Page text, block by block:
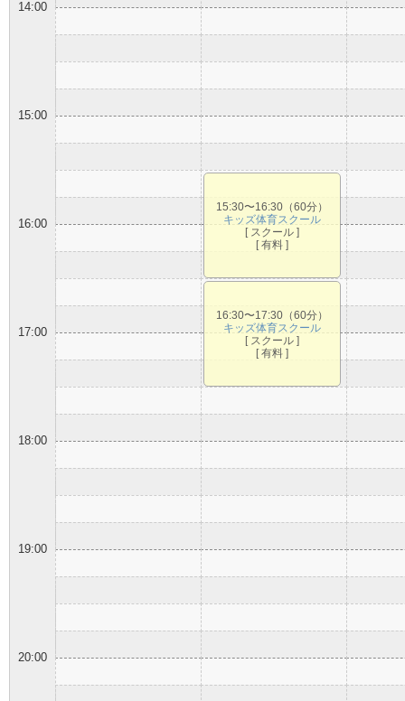
14:00
15:00
16:00
17:00
18:00
19:00
20:00
15:30〜16:30（60分）
キッズ体育スクール
[ スクール ]
[ 有料 ]
16:30〜17:30（60分）
キッズ体育スクール
[ スクール ]
[ 有料 ]